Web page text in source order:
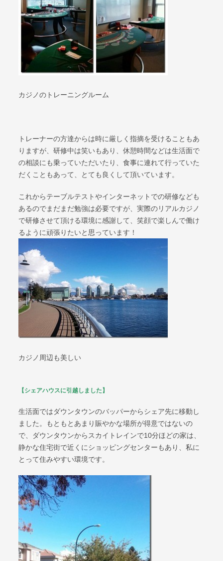
カジノのトレーニングルーム
トレーナーの方達からは時に厳しく指摘を受けることもあ
りますが、研修中は笑いもあり、休憩時間などは生活面で
の相談にも乗っていただいたり、食事に連れて行っていた
だくこともあって、とても良くして頂いています。
これからテーブルテストやインターネットでの研修なども
あるのでまだまだ勉強は必要ですが、実際のリアルカジノ
で研修させて頂ける環境に感謝して、笑顔で楽しんで働け
るように頑張りたいと思っています！
カジノ周辺も美しい
【シェアハウスに引越しました】
生活面ではダウンタウンのバッパーからシェア先に移動し
ました。もともとあまり賑やかな場所が得意ではないの
で、ダウンタウンからスカイトレインで10分ほどの家は、
静かな住宅街で近くにショッピングセンターもあり、私に
とって住みやすい環境です。